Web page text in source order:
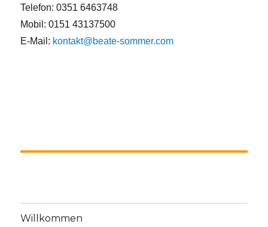
Telefon: 0351 6463748
Mobil: 0151 43137500
E-Mail: kontakt@beate-sommer.com
Willkommen